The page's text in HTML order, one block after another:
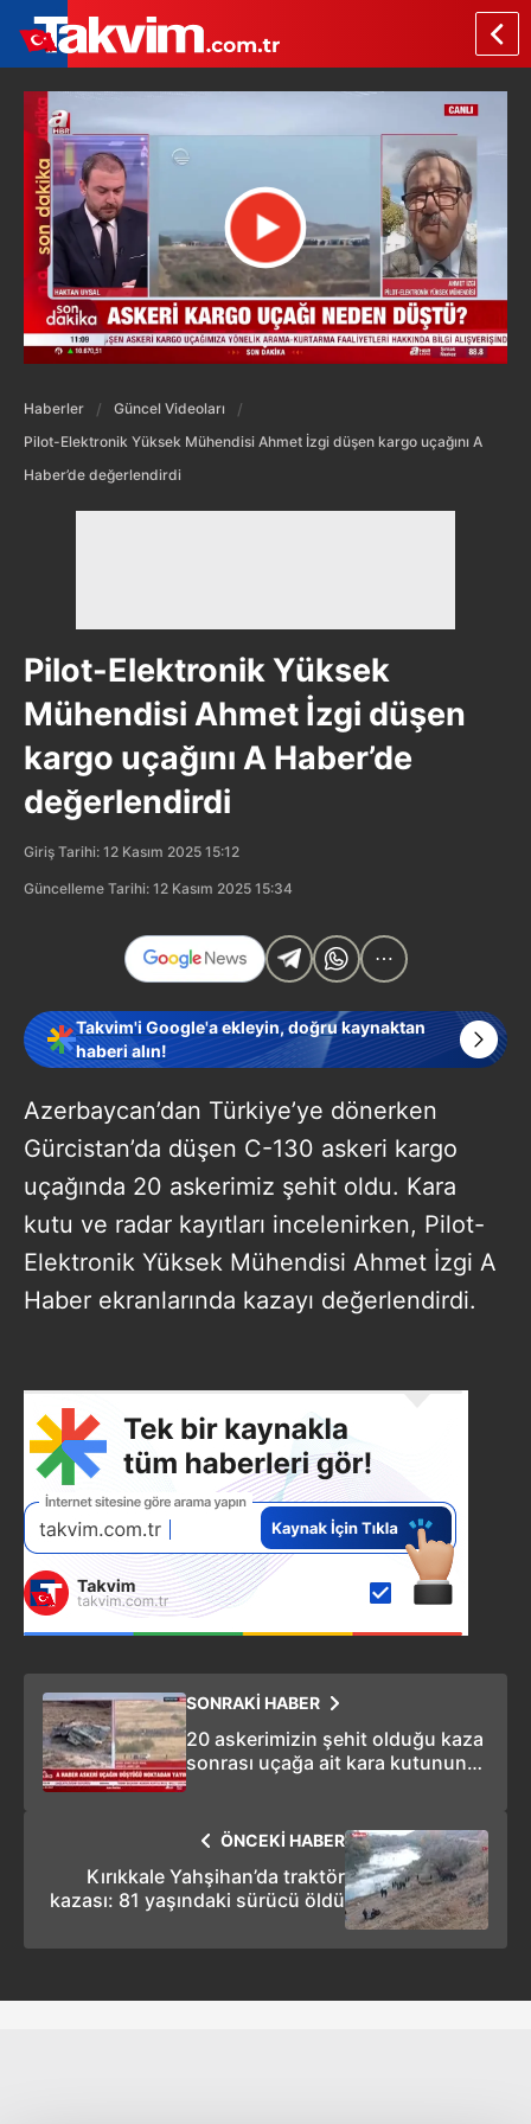
Haberler
Güncel Videoları
Pilot-Elektronik Yüksek Mühendisi Ahmet İzgi düşen kargo uçağını A
Haber’de değerlendirdi
Pilot-Elektronik Yüksek
Mühendisi Ahmet İzgi düşen
kargo uçağını A Haber’de
değerlendirdi
Giriş Tarihi: 12 Kasım 2025 15:12
Güncelleme Tarihi: 12 Kasım 2025 15:34
Takvim'i Google'a ekleyin, doğru kaynaktan
haberi alın!
Azerbaycan’dan Türkiye’ye dönerken
Gürcistan’da düşen C-130 askeri kargo
uçağında 20 askerimiz şehit oldu. Kara
kutu ve radar kayıtları incelenirken, Pilot-
Elektronik Yüksek Mühendisi Ahmet İzgi A
Haber ekranlarında kazayı değerlendirdi.
SONRAKİ HABER
20 askerimizin şehit olduğu kaza
sonrası uçağa ait kara kutunun
ÖNCEKİ HABER
Kırıkkale Yahşihan’da traktör
kazası: 81 yaşındaki sürücü öldü